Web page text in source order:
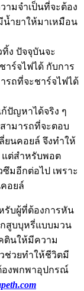
ามจำเป็นที่จะต้อง
น้ำยาให้มาเหมือน
ง ปัจจุบันจะ
าร์จไฟได้ กับการ
รถที่จะชาร์จไฟได้
ปัญหาได้จริง ๆ
ามารถที่จะตอบ
ยนคอยล์ จึงทำให้
ต่สำหรับพอต
มอีกต่อไป เพราะ
อยล์
รับผู้ที่ต้องการหัน
สูบบุหรี่แบบมวน
ตินให้มีความ
ช่วยทำให้ชีวิตมี
องพกพาอุปกรณ์